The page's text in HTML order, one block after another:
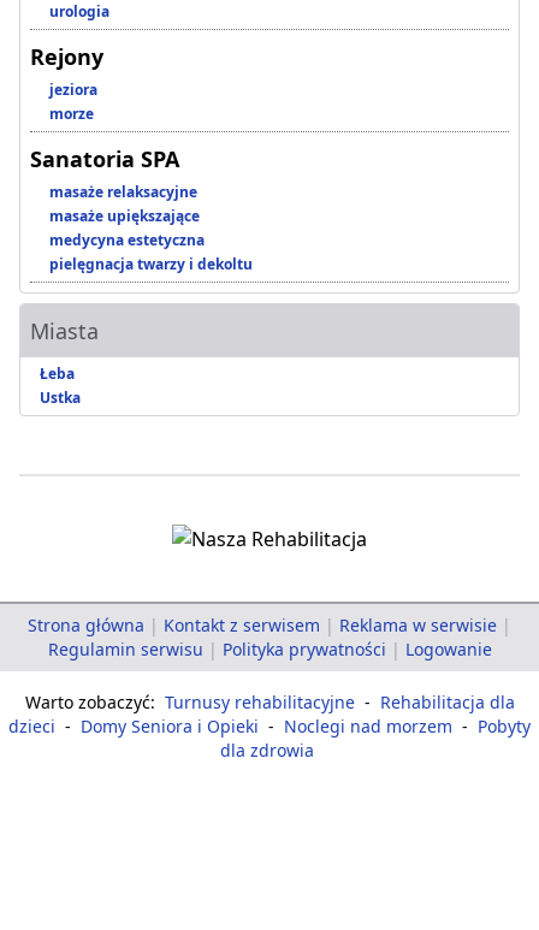
urologia
Rejony
jeziora
morze
Sanatoria SPA
masaże relaksacyjne
masaże upiększające
medycyna estetyczna
pielęgnacja twarzy i dekoltu
Miasta
Łeba
Ustka
Strona główna | Kontakt z serwisem | Reklama w serwisie |
Regulamin serwisu | Polityka prywatności | Logowanie
Warto zobaczyć: Turnusy rehabilitacyjne - Rehabilitacja dla
dzieci - Domy Seniora i Opieki - Noclegi nad morzem - Pobyty
dla zdrowia